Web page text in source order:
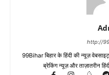
http://
99Bihar बिहार के हिंदी की न्यूज़
ब्रेकिंग न्यूज़ और ताज़ातरीन